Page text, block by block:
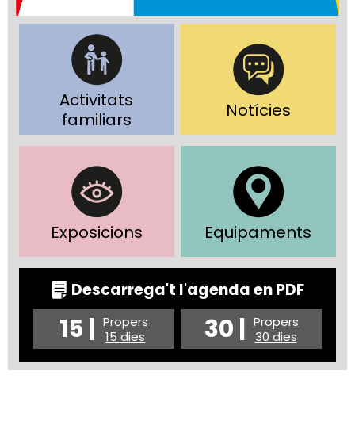
Activitats
familiars
Notícies
Exposicions Equipaments
Descarrega't l'agenda en PDF
15 | Propers
15 dies
30 | Propers
30 dies